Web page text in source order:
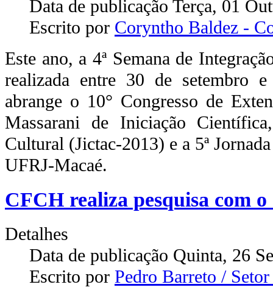
Data de publicação Terça, 01
Escrito por Coryntho Baldez -
Este ano, a 4ª Semana de
realizada entre 30 de setembro
abrange o 10° Congresso de
Massarani de Iniciação
Cultural (Jictac-2013) e a 5ª
UFRJ-Macaé.
CFCH realiza pesquisa com
Detalhes
Data de publicação Quinta, 26
Escrito por Pedro Barreto /